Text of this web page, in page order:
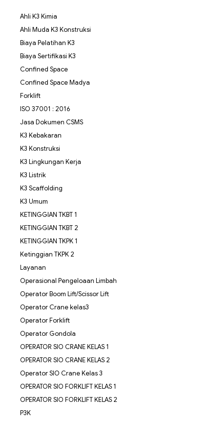
Ahli K3 Kimia
Ahli Muda K3 Konstruksi
Biaya Pelatihan K3
Biaya Sertifikasi K3
Confined Space
Confined Space Madya
Forklift
ISO 37001 : 2016
Jasa Dokumen CSMS
K3 Kebakaran
K3 Konstruksi
K3 Lingkungan Kerja
K3 Listrik
K3 Scaffolding
K3 Umum
KETINGGIAN TKBT 1
KETINGGIAN TKBT 2
KETINGGIAN TKPK 1
Ketinggian TKPK 2
Layanan
Operasional Pengeloaan Limbah
Operator Boom Lift/Scissor Lift
Operator Crane kelas3
Operator Forklift
Operator Gondola
OPERATOR SIO CRANE KELAS 1
OPERATOR SIO CRANE KELAS 2
Operator SIO Crane Kelas 3
OPERATOR SIO FORKLIFT KELAS 1
OPERATOR SIO FORKLIFT KELAS 2
P3K